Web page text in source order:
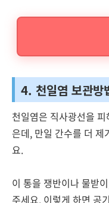
4. 천일염 보관방
천일염은 직사광선을
은데, 만일 간수를 더
요.
이 통을 쟁반이나 물받
주세요. 이렇게 하면 공